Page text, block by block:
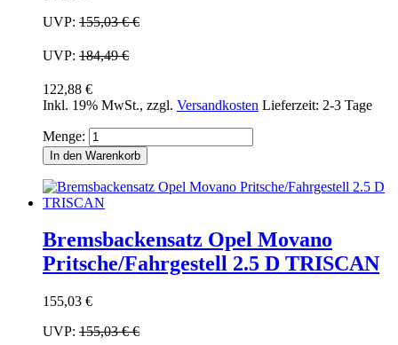
UVP: 155,03 €€
UVP: 184,49 €
122,88 €
Inkl. 19% MwSt., zzgl. Versandkosten Lieferzeit: 2-3 Tage
Menge:
In den Warenkorb
Bremsbackensatz Opel Movano
Pritsche/Fahrgestell 2.5 D TRISCAN
155,03 €
UVP: 155,03 €€